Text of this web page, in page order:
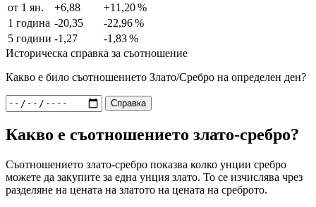
от 1 ян.
+6,88
+11,20 %
1 година -20,35
-22,96 %
5 години -1,27
-1,83 %
Историческа справка за съотношение
Какво е било съотношението Злато/Сребро на определен ден?
Справка
Какво е съотношението злато-сребро?
Съотношението злато-сребро показва колко унции сребро
можете да закупите за една унция злато. То се изчислява чрез
разделяне на цената на златото на цената на среброто.